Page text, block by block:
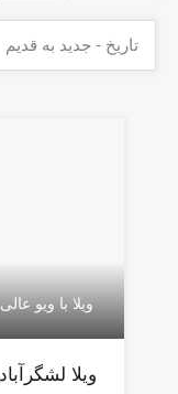
تاریخ - جدید به قدیم
ویلا با ویو عالی
ویلا لشگرآباد